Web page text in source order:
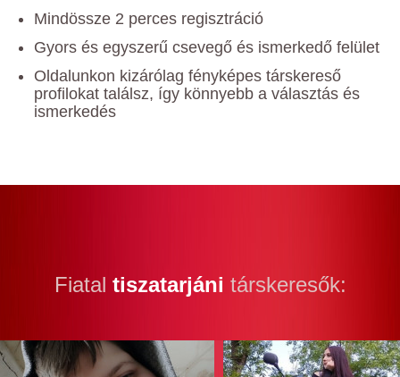
Mindössze 2 perces regisztráció
Gyors és egyszerű csevegő és ismerkedő felület
Oldalunkon kizárólag fényképes társkereső
profilokat találsz, így könnyebb a választás és
ismerkedés
Fiatal tiszatarjáni társkeresők: